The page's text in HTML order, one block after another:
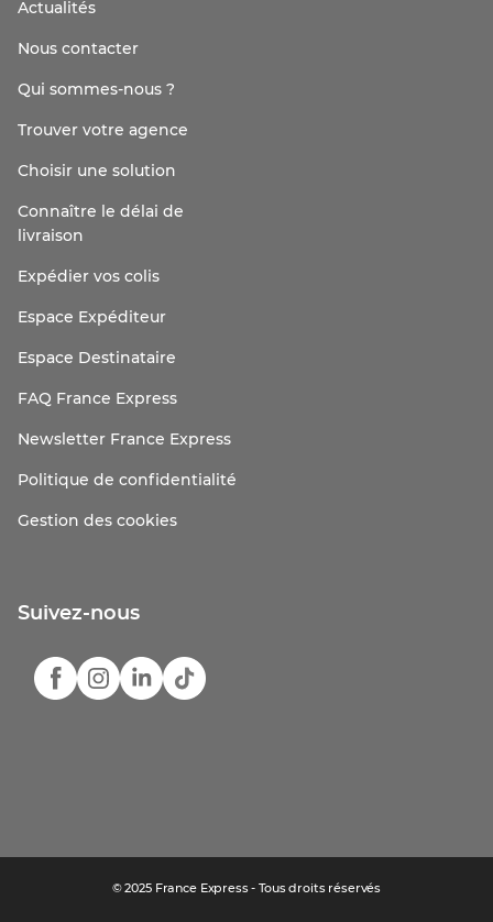
Actualités
Nous contacter
Qui sommes-nous ?
Trouver votre agence
Choisir une solution
Connaître le délai de
livraison
Expédier vos colis
Espace Expéditeur
Espace Destinataire
FAQ France Express
Newsletter France Express
Politique de confidentialité
Gestion des cookies
Suivez-nous
© 2025 France Express - Tous droits réservés